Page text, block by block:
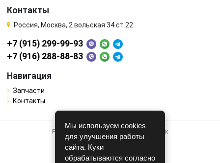
Контакты
Россия, Москва, 2 вольская 34 ст 22
+7 (915) 299-99-93
+7 (916) 288-88-83
Навигация
Запчасти
Контакты
Работает на системе для авторазборок
CARRO.БИЗНЕС
Полная версия
Мы используем cookies
для улучшения работы
сайта. Куки
обрабатываются согласно